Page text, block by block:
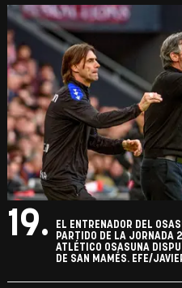
19.
EL ENTRENADOR DEL
PARTIDO DE LA JORNADA
ATLÉTICO OSASUNA
DE SAN MAMÉS. EFE/